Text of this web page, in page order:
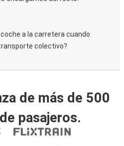
a la carretera cuando
colectivo?
de más de 500
pasajeros.